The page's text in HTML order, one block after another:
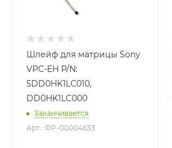
Шлейф для матрицы Sony
VPC-EH P/N:
5DD0HK1LC010,
DD0HK1LC000
Заканчивается
Арт.: ФР-00004633